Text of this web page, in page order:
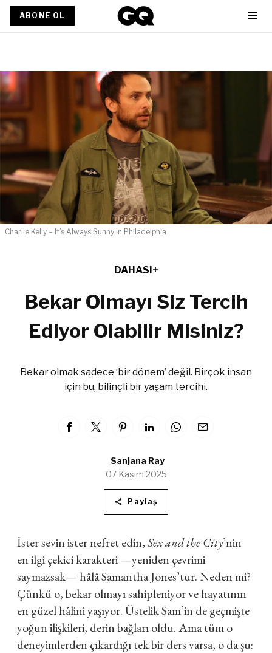
ABONE OL
Charlie Kelly – It’s Always Sunny in Philadelphia
DAHASI+
Bekar Olmayı Siz Tercih
Ediyor Olabilir Misiniz?
Bekar olmak sadece ‘bir dönem’ değil. Birçok insan
için bu, bilinçli bir yaşam tercihi.
Sanjana Ray
07 Kasım 2025
Paylaş
İster sevin ister nefret edin,Sex and the City’nin
en ilgi çekici karakteri —yeniden çevrimi
saymazsak— hâlâ Samantha Jones’tur. Neden mi?
Çünkü o, bekar olmayı sahipleniyor ve hayatının
en güzel hâlini yaşıyor. Üstelik Sam’in de geçmişte
yoğun ilişkileri, derin bağları oldu. Ama tüm o
deneyimlerden çıkardığı tek bir ders varsa, o da şu: